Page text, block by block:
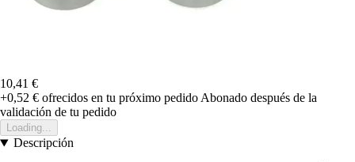
10,41 €
+0,52 € ofrecidos en tu próximo pedido Abonado después de la
validación de tu pedido
Loading...
Descripción